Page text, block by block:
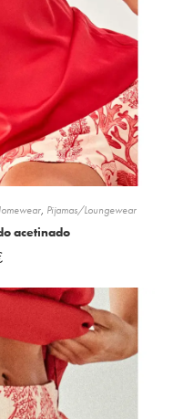
, Pijamas/Loungewear
acetinado